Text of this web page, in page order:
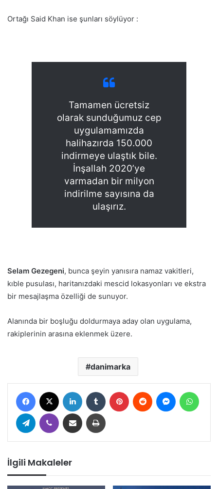
Ortağı Said Khan ise şunları söylüyor :
Tamamen ücretsiz
olarak sunduğumuz cep
uygulamamızda
halihazırda 150.000
indirmeye ulaştık bile.
İnşallah 2020’ye
varmadan bir milyon
indirilme sayısına da
ulaşırız.
Selam Gezegeni, bunca şeyin yanısıra namaz vakitleri,
kıble pusulası, haritanızdaki mescid lokasyonları ve ekstra
bir mesajlaşma özelliği de sunuyor.
Alanında bir boşluğu doldurmaya aday olan uygulama,
rakiplerinin arasına eklenmek üzere.
danimarka
Facebook LinkedIn Tumblr Pinterest Reddit Messenger
Telegram Viber E-Posta ile paylaş Yazdır
İlgili Makaleler